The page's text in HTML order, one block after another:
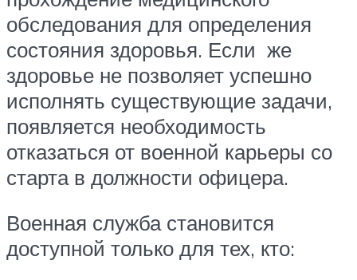
обследования для определения
состояния здоровья. Если же
здоровье не позволяет успешно
исполнять существующие задачи,
появляется необходимость
отказаться от военной карьеры со
старта в должности офицера.
Военная служба становится
доступной только для тех, кто: